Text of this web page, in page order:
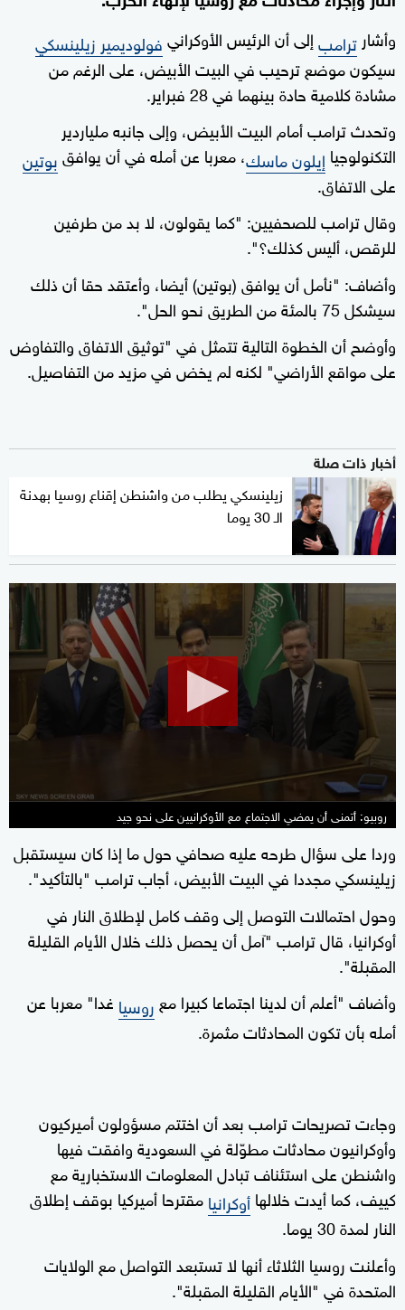
وأشار ترامبإلى أن الرئيس الأوكرانيفولوديمير زيلينسكي
سيكون موضع ترحيب في البيت الأبيض، على الرغم من
مشادة كلامية حادة بينهما في 28 فبراير.
وتحدث ترامب أمام البيت الأبيض، وإلى جانبه ملياردير
التكنولوجيا إيلون ماسك، معربا عن أمله في أن يوافقبوتين
على الاتفاق.
وقال ترامب للصحفيين: "كما يقولون، لا بد من طرفين
للرقص، أليس كذلك؟".
وأضاف: "نأمل أن يوافق (بوتين) أيضا، وأعتقد حقا أن ذلك
سيشكل 75 بالمئة من الطريق نحو الحل".
وأوضح أن الخطوة التالية تتمثل في "توثيق الاتفاق والتفاوض
على مواقع الأراضي" لكنه لم يخض في مزيد من التفاصيل.
أخبار ذات صلة
زيلينسكي يطلب من واشنطن إقناع روسيا بهدنة
الـ 30 يوما
0
seconds
روبيو: أتمنى أن يمضي الاجتماع مع الأوكرانيين على نحو جيد
وردا على سؤال طرحه عليه صحافي حول ما إذا كان سيستقبل
زيلينسكي مجددا في البيت الأبيض، أجاب ترامب "بالتأكيد".
وحول احتمالات التوصل إلى وقف كامل لإطلاق النار في
أوكرانيا، قال ترامب "آمل أن يحصل ذلك خلال الأيام القليلة
المقبلة".
وأضاف "أعلم أن لدينا اجتماعا كبيرا معروسيا غدا" معربا عن
أمله بأن تكون المحادثات مثمرة.
وجاءت تصريحات ترامب بعد أن اختتم مسؤولون أميركيون
وأوكرانيون محادثات مطوّلة في السعودية وافقت فيها
واشنطن على استئناف تبادل المعلومات الاستخبارية مع
كييف، كما أيدت خلالهاأوكرانيامقترحا أميركيا بوقف إطلاق
النار لمدة 30 يوما.
وأعلنت روسيا الثلاثاء أنها لا تستبعد التواصل مع الولايات
المتحدة في "الأيام القليلة المقبلة".